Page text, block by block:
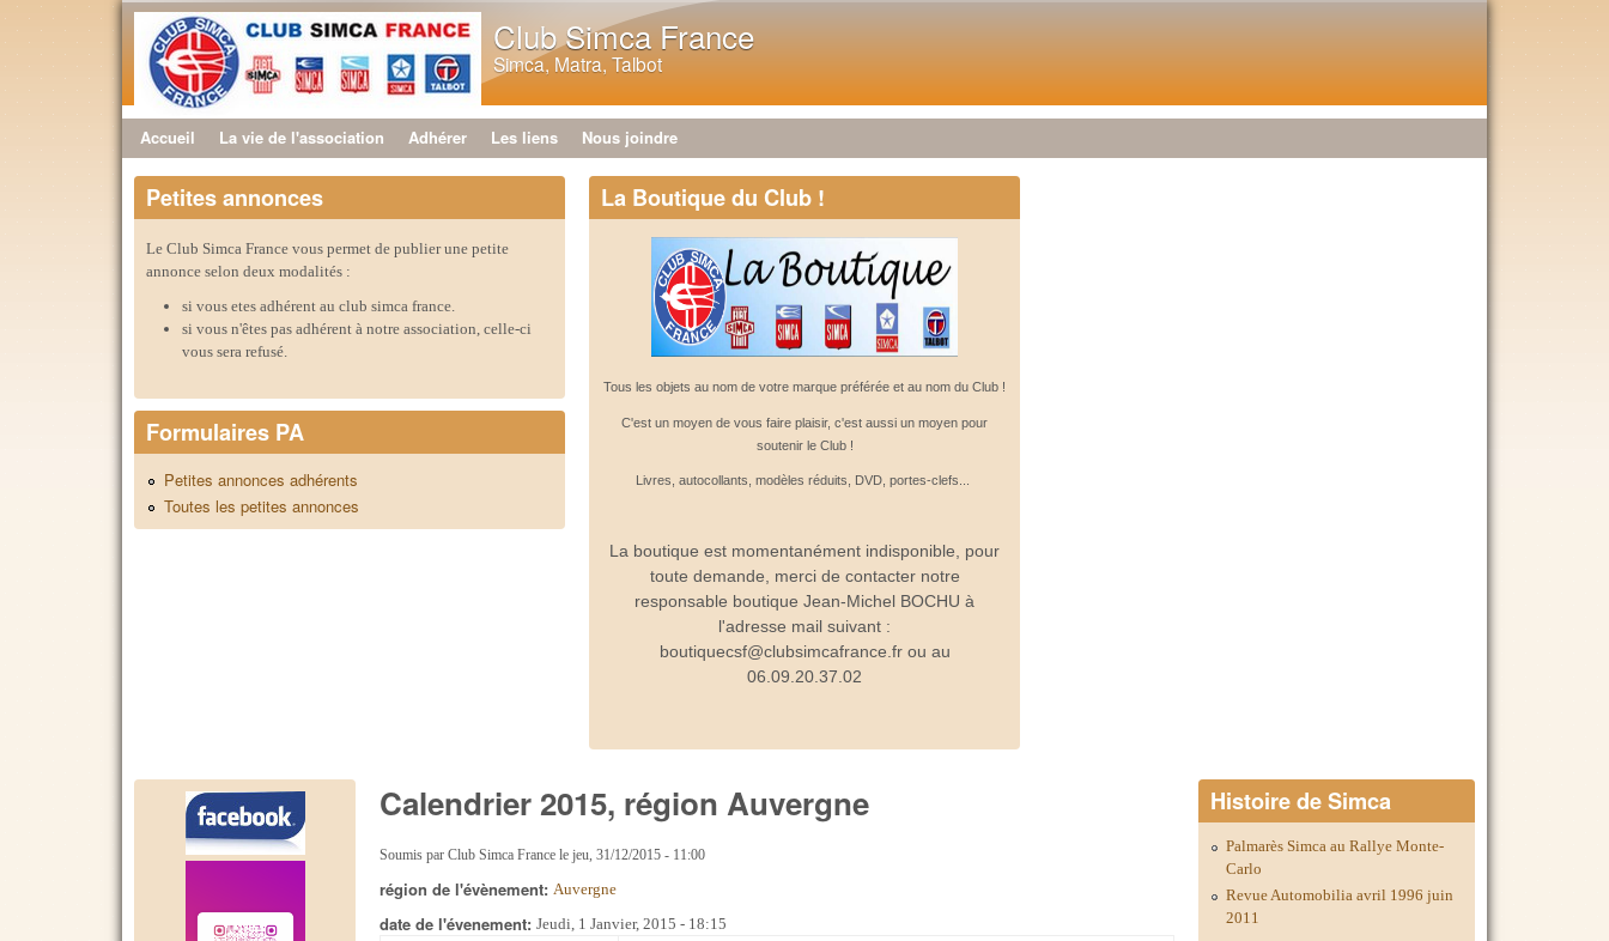
Club Simca France
Simca, Matra, Talbot
Menu principal
Accueil La vie de l'association Adhérer Les liens Nous joindre
Petites annonces
Le Club Simca France vous permet de publier une petite
annonce selon deux modalités :
si vous etes adhérent au club simca france.
si vous n'êtes pas adhérent à notre association, celle-ci
vous sera refusé.
Formulaires PA
Petites annonces adhérents
Toutes les petites annonces
La Boutique du Club !
Tous les objets au nom de votre marque préférée et au nom du Club !
C'est un moyen de vous faire plaisir, c'est aussi un moyen pour
soutenir le Club !
Livres, autocollants, modèles réduits, DVD, portes-clefs...
La boutique est momentanément indisponible, pour
toute demande, merci de contacter notre
responsable boutique Jean-Michel BOCHU à
l'adresse mail suivant :
boutiquecsf@clubsimcafrance.fr ou au
06.09.20.37.02
Calendrier 2015, région Auvergne
Soumis parClub Simca France lejeu, 31/12/2015 - 11:00
région de l'évènement:Auvergne
date de l'évenement:Jeudi, 1 Janvier, 2015 - 18:15
Histoire de Simca
Palmarès Simca au Rallye Monte-
Carlo
Revue Automobilia avril 1996 juin
2011